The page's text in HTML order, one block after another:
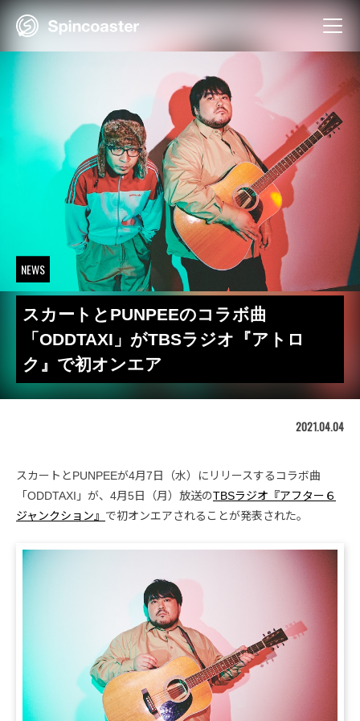
Skip
NEWS
スカートとPUNPEEのコラボ曲
「ODDTAXI」がTBSラジオ『アトロ
ク』で初オンエア
2021.04.04
スカートとPUNPEEが4月7日（水）にリリースするコラボ曲
「ODDTAXI」が、4月5日（月）放送のTBSラジオ『アフター６
ジャンクション』 で初オンエアされることが発表された。